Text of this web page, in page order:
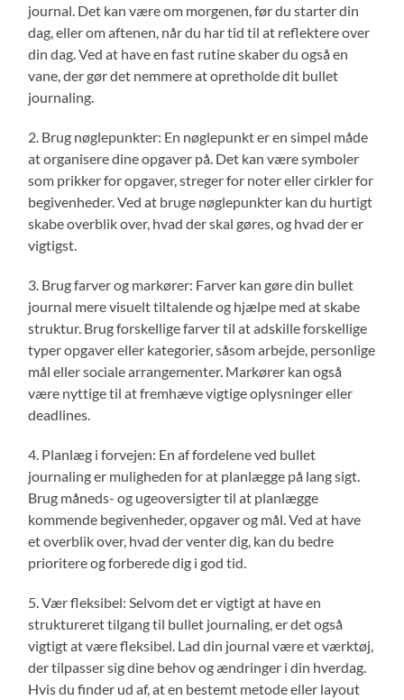
journal. Det kan være om morgenen, før du starter din
dag, eller om aftenen, når du har tid til at reflektere over
din dag. Ved at have en fast rutine skaber du også en
vane, der gør det nemmere at opretholde dit bullet
journaling.
2. Brug nøglepunkter: En nøglepunkt er en simpel måde
at organisere dine opgaver på. Det kan være symboler
som prikker for opgaver, streger for noter eller cirkler for
begivenheder. Ved at bruge nøglepunkter kan du hurtigt
skabe overblik over, hvad der skal gøres, og hvad der er
vigtigst.
3. Brug farver og markører: Farver kan gøre din bullet
journal mere visuelt tiltalende og hjælpe med at skabe
struktur. Brug forskellige farver til at adskille forskellige
typer opgaver eller kategorier, såsom arbejde, personlige
mål eller sociale arrangementer. Markører kan også
være nyttige til at fremhæve vigtige oplysninger eller
deadlines.
4. Planlæg i forvejen: En af fordelene ved bullet
journaling er muligheden for at planlægge på lang sigt.
Brug måneds- og ugeoversigter til at planlægge
kommende begivenheder, opgaver og mål. Ved at have
et overblik over, hvad der venter dig, kan du bedre
prioritere og forberede dig i god tid.
5. Vær fleksibel: Selvom det er vigtigt at have en
struktureret tilgang til bullet journaling, er det også
vigtigt at være fleksibel. Lad din journal være et værktøj,
der tilpasser sig dine behov og ændringer i din hverdag.
Hvis du finder ud af, at en bestemt metode eller layout